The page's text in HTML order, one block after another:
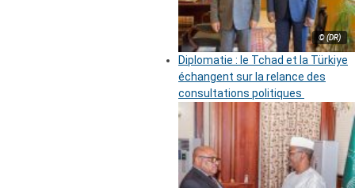
© (DR)
Diplomatie : le Tchad et la Türkiye
échangent sur la relance des
consultations politiques